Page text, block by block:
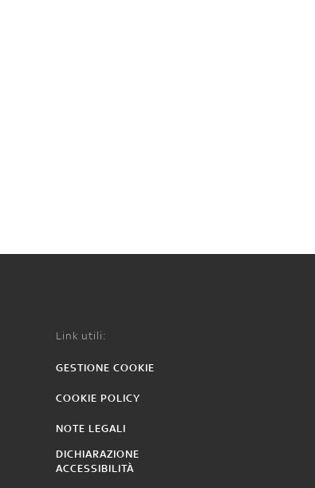
Link utili:
GESTIONE COOKIE
COOKIE POLICY
NOTE LEGALI
DICHIARAZIONE
ACCESSIBILITÀ